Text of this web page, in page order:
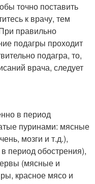
точно поставить
к врачу, тем
правильно
подагры проходит
подагра, то,
врача, следует
в период
пуринами: мясные
мозги и т.д.),
период обострения),
(мясные и
красное мясо и